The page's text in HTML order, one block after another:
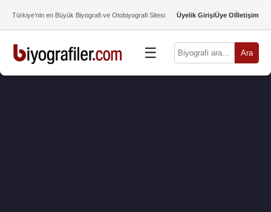
Türkiye’nin en Büyük Biyografi ve Otobiyografi Sitesi Üyelik GirişiÜye Olİletişim
☰ Ara